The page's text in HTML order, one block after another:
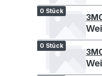
0 Stück
0 Stück